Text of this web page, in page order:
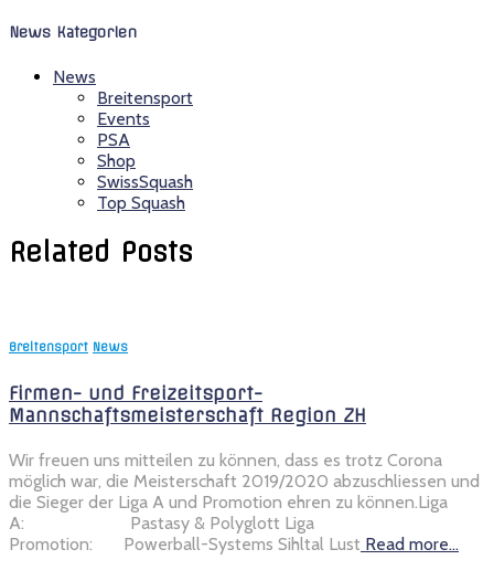
News Kategorien
News
Breitensport
Events
PSA
Shop
SwissSquash
Top Squash
Related Posts
Breitensport News
Firmen- und Freizeitsport-
Mannschaftsmeisterschaft Region ZH
Wir freuen uns mitteilen zu können, dass es trotz Corona
möglich war, die Meisterschaft 2019/2020 abzuschliessen und
die Sieger der Liga A und Promotion ehren zu können.Liga
A: Pastasy & Polyglott Liga
Promotion: Powerball-Systems Sihltal Lust Read more…